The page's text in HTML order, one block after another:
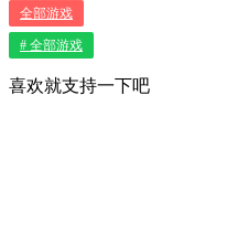
全部游戏
# 全部游戏
喜欢就支持一下吧